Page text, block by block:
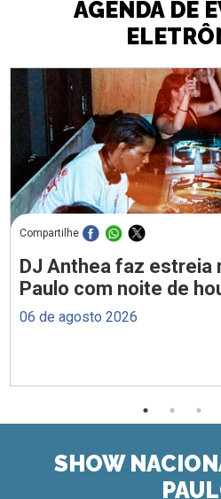
AGENDA DE
Compartilhe
DJ Anthea faz estreia
Paulo com noite de
06 de agosto 2026
SHOW